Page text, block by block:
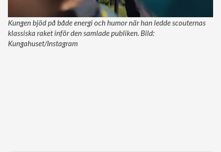
Kungen bjöd på både energi och humor när han ledde scouternas
klassiska raket inför den samlade publiken. Bild:
Kungahuset/Instagram